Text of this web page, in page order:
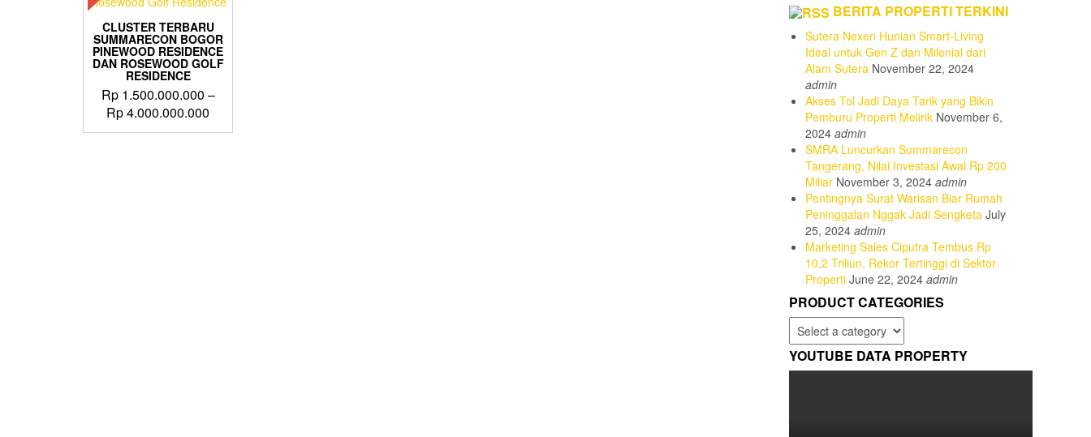
CLUSTER TERBARU
SUMMARECON BOGOR
PINEWOOD RESIDENCE
DAN ROSEWOOD GOLF
RESIDENCE
Rp1.500.000.000 –
Rp4.000.000.000
range:
This
BERITA PROPERTI TERKINI
Sutera Nexen Hunian Smart-Living
Ideal untuk Gen Z dan Milenial dari
Alam Sutera November 22, 2024
admin
Akses Tol Jadi Daya Tarik yang Bikin
Pemburu Properti Melirik November 6,
2024 admin
SMRA Luncurkan Summarecon
Tangerang, Nilai Investasi Awal Rp 200
Miliar November 3, 2024 admin
Pentingnya Surat Warisan Biar Rumah
Peninggalan Nggak Jadi Sengketa July
25, 2024 admin
Marketing Sales Ciputra Tembus Rp
10,2 Triliun, Rekor Tertinggi di Sektor
Properti June 22, 2024 admin
PRODUCT CATEGORIES
YOUTUBE DATA PROPERTY